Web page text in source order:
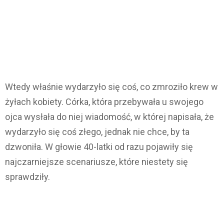
Wtedy właśnie wydarzyło się coś, co zmroziło krew w
żyłach kobiety. Córka, która przebywała u swojego
ojca wysłała do niej wiadomość, w której napisała, że
wydarzyło się coś złego, jednak nie chce, by ta
dzwoniła. W głowie 40-latki od razu pojawiły się
najczarniejsze scenariusze, które niestety się
sprawdziły.